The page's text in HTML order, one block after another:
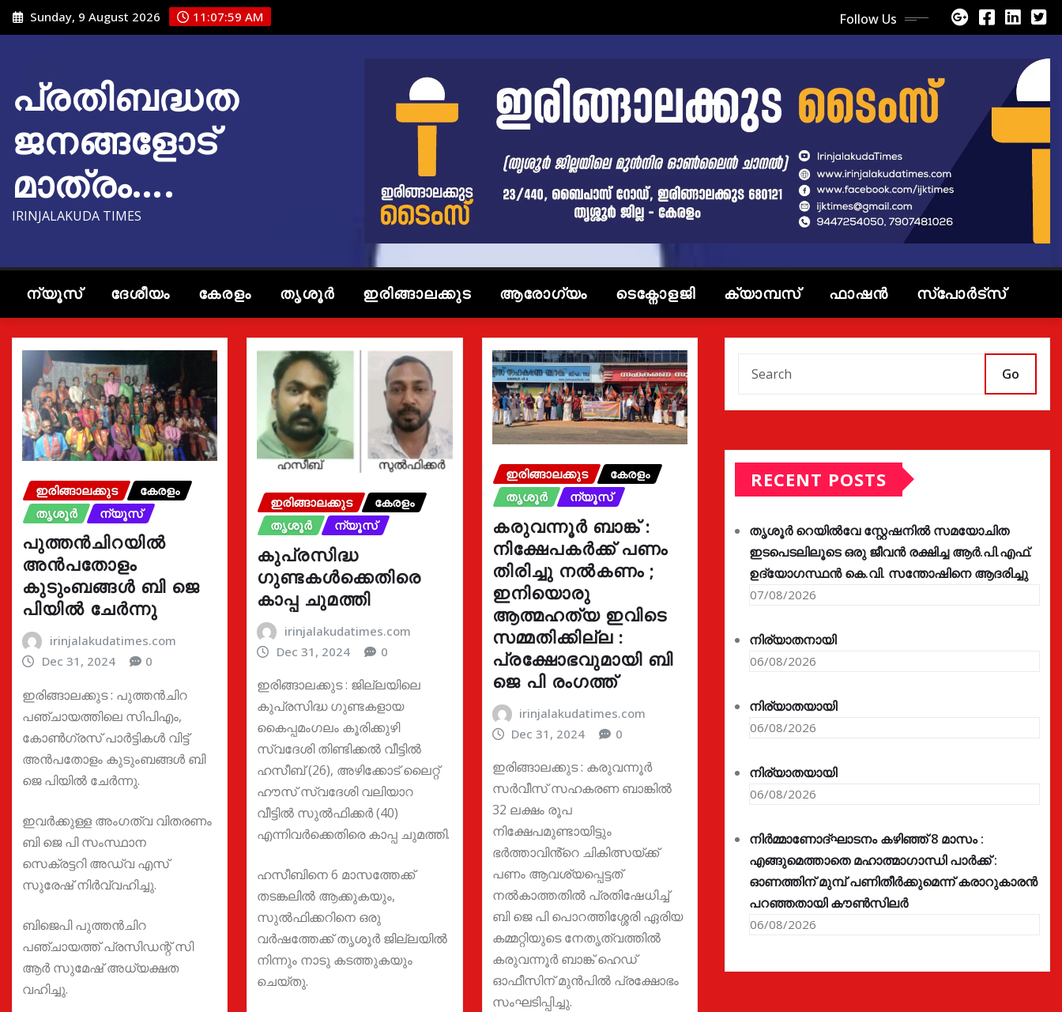
Skip
to
Sunday, 9 August 2026 11:08:00 AM Follow Us
പ്രതിബദ്ധത
ജനങ്ങളോട്
മാത്രം….
IRINJALAKUDA TIMES
ന്യൂസ് ദേശീയം കേരളം തൃശൂർ ഇരിങ്ങാലക്കുട ആരോഗ്യം ടെക്നോളജി ക്യാമ്പസ് ഫാഷൻ സ്പോർട്സ്
ഇരിങ്ങാലക്കുട
കേരളം
തൃശൂർ
ന്യൂസ്
പുത്തൻചിറയിൽ
അൻപതോളം
കുടുംബങ്ങൾ ബി ജെ
പിയിൽ ചേർന്നു
irinjalakudatimes.com
Dec 31, 2024
0
ഇരിങ്ങാലക്കുട : പുത്തൻചിറ
പഞ്ചായത്തിലെ സിപിഎം,
കോൺഗ്രസ് പാർട്ടികൾ വിട്ട്
അൻപതോളം കുടുംബങ്ങൾ ബി
ജെ പിയിൽ ചേർന്നു.
ഇവർക്കുള്ള അംഗത്വ വിതരണം
ബി ജെ പി സംസ്ഥാന
സെക്രട്ടറി അഡ്വ എസ്
സുരേഷ് നിർവ്വഹിച്ചു.
ബിജെപി പുത്തൻചിറ
പഞ്ചായത്ത് പ്രസിഡന്റ് സി
ആർ സുമേഷ് അധ്യക്ഷത
വഹിച്ചു.
ഇരിങ്ങാലക്കുട
കേരളം
തൃശൂർ
ന്യൂസ്
കുപ്രസിദ്ധ
ഗുണ്ടകള്‍ക്കെതിരെ
കാപ്പ ചുമത്തി
irinjalakudatimes.com
Dec 31, 2024
0
ഇരിങ്ങാലക്കുട : ജില്ലയിലെ
കുപ്രസിദ്ധ ഗുണ്ടകളായ
കൈപ്പമംഗലം കൂരിക്കുഴി
സ്വദേശി തിണ്ടിക്കല്‍ വീട്ടില്‍
ഹസീബ് (26), അഴിക്കോട് ലൈറ്റ്
ഹൗസ് സ്വദേശി വലിയാറ
വീട്ടില്‍ സുല്‍ഫിക്കര്‍ (40)
എന്നിവര്‍ക്കെതിരെ കാപ്പ ചുമത്തി.
ഹസീബിനെ 6 മാസത്തേക്ക്
തടങ്കലിൽ ആക്കുകയും,
സുല്‍ഫിക്കറിനെ ഒരു
വര്‍ഷത്തേക്ക് തൃശൂര്‍ ജില്ലയില്‍
നിന്നും നാടു കടത്തുകയും
ചെയ്തു.
ഇരിങ്ങാലക്കുട
കേരളം
തൃശൂർ
ന്യൂസ്
കരുവന്നൂർ ബാങ്ക് :
നിക്ഷേപകർക്ക് പണം
തിരിച്ചു നൽകണം ;
ഇനിയൊരു
ആത്മഹത്യ ഇവിടെ
സമ്മതിക്കില്ല :
പ്രക്ഷോഭവുമായി ബി
ജെ പി രംഗത്ത്
irinjalakudatimes.com
Dec 31, 2024
0
ഇരിങ്ങാലക്കുട : കരുവന്നൂർ
സർവീസ് സഹകരണ ബാങ്കിൽ
32 ലക്ഷം രൂപ
നിക്ഷേപമുണ്ടായിട്ടും
ഭർത്താവിൻ്റെ ചികിത്സയ്ക്ക്
പണം ആവശ്യപ്പെട്ടത്
നൽകാത്തതിൽ പ്രതിഷേധിച്ച്
ബി ജെ പി പൊറത്തിശ്ശേരി ഏരിയ
കമ്മറ്റിയുടെ നേതൃത്വത്തിൽ
കരുവന്നൂർ ബാങ്ക് ഹെഡ്
ഓഫീസിന് മുൻപിൽ പ്രക്ഷോഭം
സംഘടിപ്പിച്ചു.
Go
RECENT POSTS
തൃശൂർ റെയിൽവേ സ്റ്റേഷനിൽ സമയോചിത
ഇടപെടലിലൂടെ ഒരു ജീവൻ രക്ഷിച്ച ആർ.പി.എഫ്.
ഉദ്യോഗസ്ഥൻ കെ.വി. സന്തോഷിനെ ആദരിച്ചു
07/08/2026
നിര്യാതനായി
06/08/2026
നിര്യാതയായി
06/08/2026
നിര്യാതയായി
06/08/2026
നിർമ്മാണോദ്ഘാടനം കഴിഞ്ഞ് 8 മാസം :
എങ്ങുമെത്താതെ മഹാത്മാഗാന്ധി പാർക്ക് :
ഓണത്തിന് മുമ്പ് പണിതീർക്കുമെന്ന് കരാറുകാരൻ
പറഞ്ഞതായി കൗൺസിലർ
06/08/2026